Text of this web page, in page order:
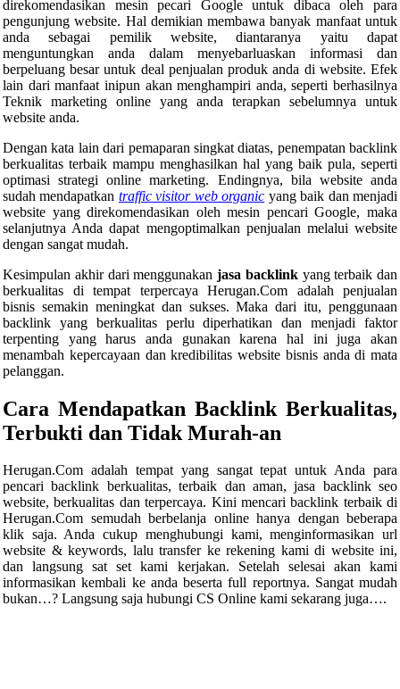
direkomendasikan mesin pecari Google untuk dibaca oleh para
pengunjung website. Hal demikian membawa banyak manfaat untuk
anda sebagai pemilik website, diantaranya yaitu dapat
menguntungkan anda dalam menyebarluaskan informasi dan
berpeluang besar untuk deal penjualan produk anda di website. Efek
lain dari manfaat inipun akan menghampiri anda, seperti berhasilnya
Teknik marketing online yang anda terapkan sebelumnya untuk
website anda.
Dengan kata lain dari pemaparan singkat diatas, penempatan backlink
berkualitas terbaik mampu menghasilkan hal yang baik pula, seperti
optimasi strategi online marketing. Endingnya, bila website anda
sudah mendapatkan traffic visitor web organic yang baik dan menjadi
website yang direkomendasikan oleh mesin pencari Google, maka
selanjutnya Anda dapat mengoptimalkan penjualan melalui website
dengan sangat mudah.
Kesimpulan akhir dari menggunakan jasa backlinkyang terbaik dan
berkualitas di tempat terpercaya Herugan.Com adalah penjualan
bisnis semakin meningkat dan sukses. Maka dari itu, penggunaan
backlink yang berkualitas perlu diperhatikan dan menjadi faktor
terpenting yang harus anda gunakan karena hal ini juga akan
menambah kepercayaan dan kredibilitas website bisnis anda di mata
pelanggan.
Cara Mendapatkan Backlink Berkualitas,
Terbukti dan Tidak Murah-an
Herugan.Com adalah tempat yang sangat tepat untuk Anda para
pencari backlink berkualitas, terbaik dan aman, jasa backlink seo
website, berkualitas dan terpercaya. Kini mencari backlink terbaik di
Herugan.Com semudah berbelanja online hanya dengan beberapa
klik saja. Anda cukup menghubungi kami, menginformasikan url
website & keywords, lalu transfer ke rekening kami di website ini,
dan langsung sat set kami kerjakan. Setelah selesai akan kami
informasikan kembali ke anda beserta full reportnya. Sangat mudah
bukan…? Langsung saja hubungi CS Online kami sekarang juga….